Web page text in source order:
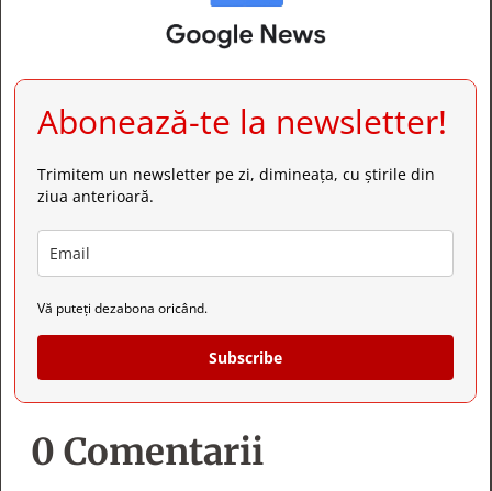
Abonează-te la newsletter!
Trimitem un newsletter pe zi, dimineața, cu știrile din
ziua anterioară.
Vă puteți dezabona oricând.
Subscribe
0 Comentarii